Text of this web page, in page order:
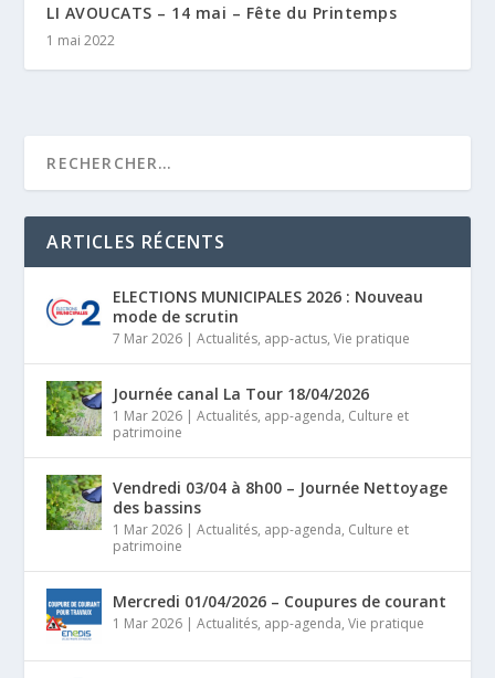
LI AVOUCATS – 14 mai – Fête du Printemps
1 mai 2022
ARTICLES RÉCENTS
ELECTIONS MUNICIPALES 2026 : Nouveau
mode de scrutin
7 Mar 2026 |Actualités, app-actus,Vie pratique
Journée canal La Tour 18/04/2026
1 Mar 2026 |Actualités, app-agenda, Culture et
patrimoine
Vendredi 03/04 à 8h00 – Journée Nettoyage
des bassins
1 Mar 2026 |Actualités, app-agenda, Culture et
patrimoine
Mercredi 01/04/2026 – Coupures de courant
1 Mar 2026 |Actualités, app-agenda,Vie pratique